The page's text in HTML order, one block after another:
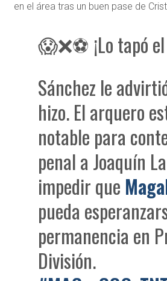
en el área tras un buen pase de
😱❌⚽ ¡Lo tapó
Sánchez le
hizo. El arquero
notable para
penal a Joaquín
impedir que
pueda
permanencia en
División.